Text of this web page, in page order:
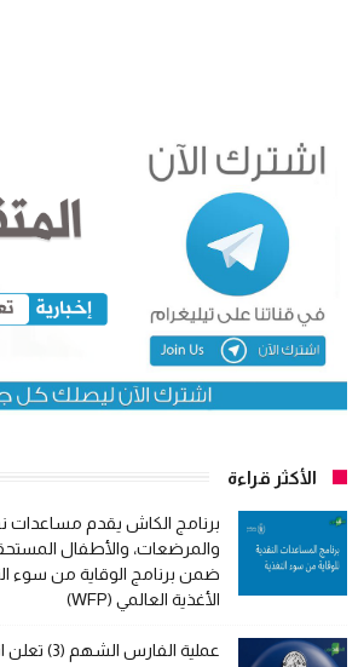
الأكثر قراءة
برنامج الكاش يقدم مساعدات
والمرضعات، والأطفال
ضمن برنامج الوقاية من سوء
الأغذية العالمي (WFP)
عملية